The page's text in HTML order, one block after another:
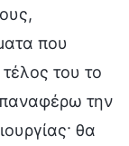
που
του το
την
θα